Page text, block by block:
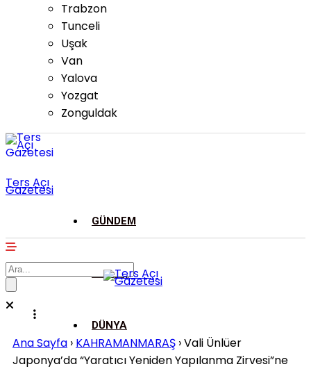
Trabzon
Tunceli
Uşak
Van
Yalova
Yozgat
Zonguldak
Ters Açı
Gazetesi
GÜNDEM
ASAYİŞ
DÜNYA
Ana Sayfa › KAHRAMANMARAŞ ›Vali Ünlüer
Japonya’da “Yaratıcı Yeniden Yapılanma Zirvesi”ne